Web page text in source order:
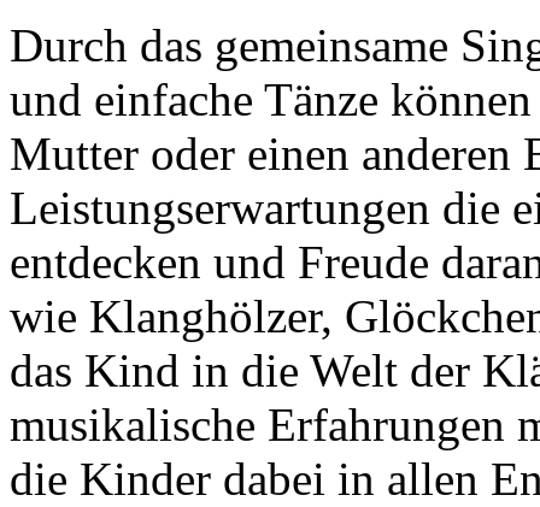
Durch das gemeinsame
und einfache Tänze
Mutter oder einen anderen
Leistungserwartungen die
entdecken und Freude
wie Klanghölzer,
das Kind in die Welt der
musikalische Erfahrungen
die Kinder dabei in allen